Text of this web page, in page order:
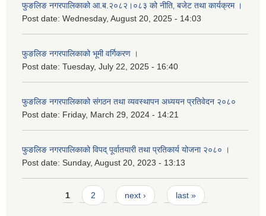
फुङलिङ नगरपालिकाको आ.ब.२०८२।०८३ को नीति‚ बजेट तथा कार्यक्रम ।
Post date: Wednesday, August 20, 2025 - 14:03
फुङलिङ नगरपालिकाको भूमी वर्गिकरण ।
Post date: Tuesday, July 22, 2025 - 16:40
फुङलिङ नगरपालिकाको संगठन तथा व्यवस्थापन अध्ययन प्रतिवेदन २०८०
Post date: Friday, March 29, 2024 - 14:21
फुङलिङ नगरपालिकाको विपद् पूर्वातयारी तथा प्रतिकार्य योजना २०८० ।
Post date: Sunday, August 20, 2023 - 13:13
Pages1 2 next › last »